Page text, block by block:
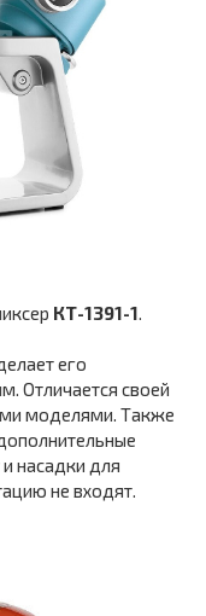
КТ-1391-1.
его
Отличается своей
моделями. Также
насадки для
не входят.